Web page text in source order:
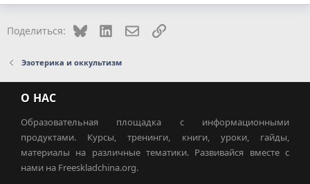
Поделиться: Bluesky LinkedInЭлектронная почта
Ссылка
Эзотерика и оккультизм
О НАС
Образовательная площадка с информационными
продуктами. Курсы, тренинги, книги, уроки, гайды,
материалы на различные тематики. Развивайся вместе с
нами на Freeskladchina.org.